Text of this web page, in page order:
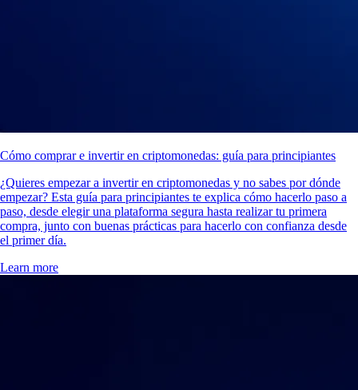
Cómo comprar e invertir en criptomonedas: guía para principiantes
¿Quieres empezar a invertir en criptomonedas y no sabes por dónde
empezar? Esta guía para principiantes te explica cómo hacerlo paso a
paso, desde elegir una plataforma segura hasta realizar tu primera
compra, junto con buenas prácticas para hacerlo con confianza desde
el primer día.
Learn more